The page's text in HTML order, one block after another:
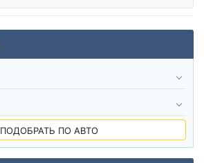
ПОДОБРАТЬ ПО АВТО